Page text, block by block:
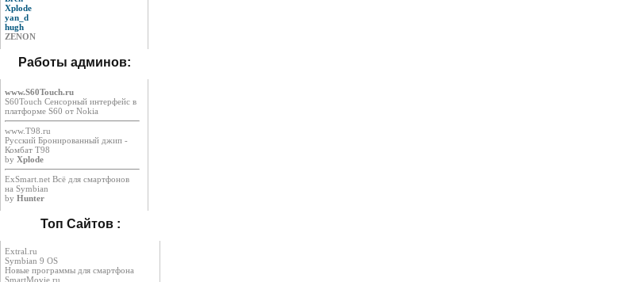
Xplode
yan_d
hugh
ZENON
Работы админов:
www.S60Touch.ru
S60Touch Сенсорный интерфейс в
платформе S60 от Nokia
www.T98.ru
Русский Бронированный джип -
Комбат Т98
by Xplode
ExSmart.net Всё для смартфонов
на Symbian
by Hunter
Топ Сайтов :
Extral.ru
Symbian 9 OS
Новые программы для смартфона
SmartMovie.ru